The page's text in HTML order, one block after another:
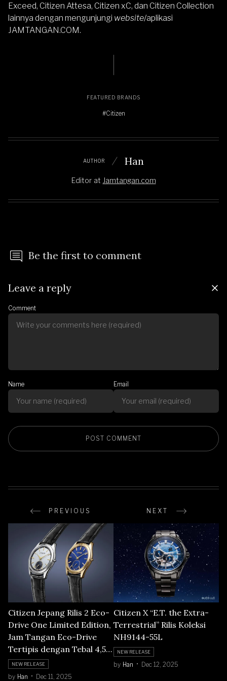
Exceed, Citizen Attesa, Citizen xC, dan Citizen Collection
lainnya dengan mengunjungi website/aplikasi
JAMTANGAN.COM.
FEATURED BRANDS
#Citizen
AUTHOR Han
Editor at Jamtangan.com
Be the first to comment
Leave a reply
Comment
Name Email
PREVIOUS NEXT
Citizen Jepang Rilis 2 Eco-
Drive One Limited Edition,
Jam Tangan Eco-Drive
Tertipis dengan Tebal 4,5
mm
NEW RELEASE
by Han Dec 11, 2025
Citizen X “E.T. the Extra-
Terrestrial” Rilis Koleksi
NH9144-55L
NEW RELEASE
by Han Dec 12, 2025